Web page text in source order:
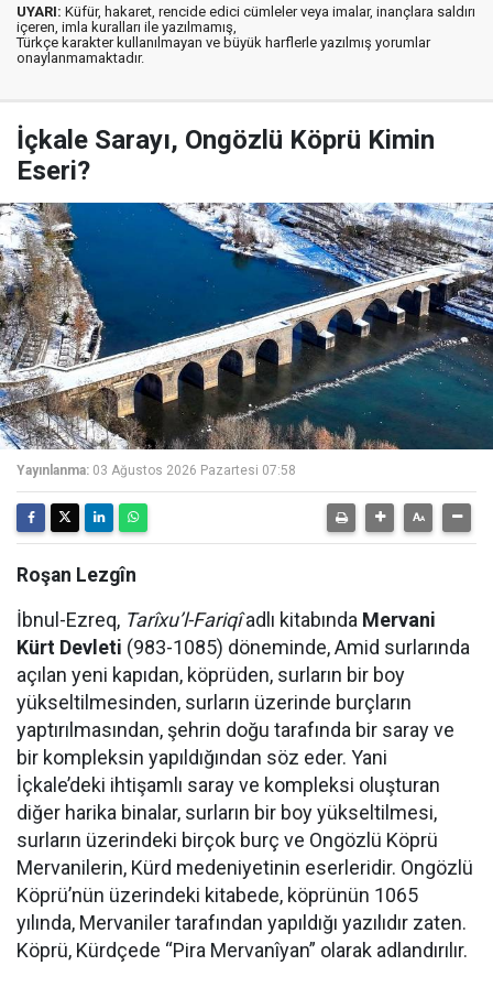
UYARI: Küfür, hakaret, rencide edici cümleler veya imalar, inançlara saldırı
içeren, imla kuralları ile yazılmamış,
Türkçe karakter kullanılmayan ve büyük harflerle yazılmış yorumlar
onaylanmamaktadır.
İçkale Sarayı, Ongözlü Köprü Kimin
Eseri?
Yayınlanma: 03 Ağustos 2026 Pazartesi 07:58
Roşan Lezgîn
İbnul-Ezreq, Tarîxu’l-Fariqîadlı kitabında Mervani
Kürt Devleti (983-1085) döneminde, Amid surlarında
açılan yeni kapıdan, köprüden, surların bir boy
yükseltilmesinden, surların üzerinde burçların
yaptırılmasından, şehrin doğu tarafında bir saray ve
bir kompleksin yapıldığından söz eder. Yani
İçkale’deki ihtişamlı saray ve kompleksi oluşturan
diğer harika binalar, surların bir boy yükseltilmesi,
surların üzerindeki birçok burç ve Ongözlü Köprü
Mervanilerin, Kürd medeniyetinin eserleridir. Ongözlü
Köprü’nün üzerindeki kitabede, köprünün 1065
yılında, Mervaniler tarafından yapıldığı yazılıdır zaten.
Köprü, Kürdçede “Pira Mervanîyan” olarak adlandırılır.